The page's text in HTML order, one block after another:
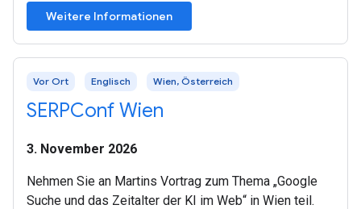
Weitere Informationen
Vor Ort Englisch Wien, Österreich
SERPConf Wien
3. November 2026
Nehmen Sie an Martins Vortrag zum Thema „Google
Suche und das Zeitalter der KI im Web“ in Wien teil.